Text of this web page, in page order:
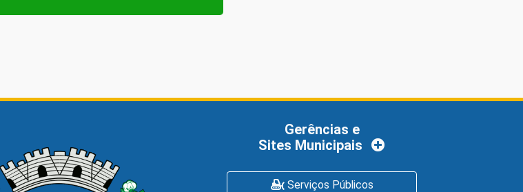
Gerências e
Sites Municipais
Serviços Públicos